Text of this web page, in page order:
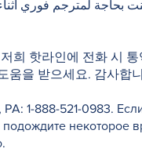
희 핫라인에 전화 시
움을 받으세요. 감사합
1-888-521-0983.
некоторое